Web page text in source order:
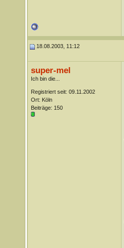
18.08.2003, 11:12
super-mel
Ich bin die...
Registriert seit: 09.11.2002
Ort: Köln
Beiträge: 150